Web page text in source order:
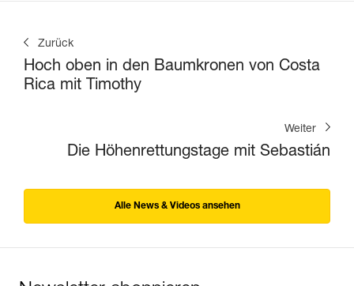
Zurück
Hoch oben in den Baumkronen von Costa
Rica mit Timothy
Weiter
Die Höhenrettungstage mit Sebastián
Alle News & Videos ansehen